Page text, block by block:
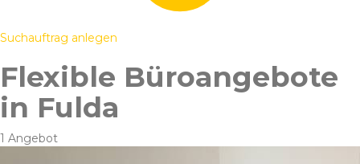
Suchauftrag anlegen
Flexible Büroangebote
in Fulda
1 Angebot